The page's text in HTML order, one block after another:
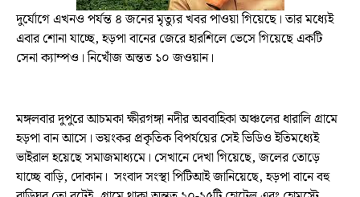
দুর্যোগে এখনও পর্যন্ত ৪ জনের মৃত্যুর খবর পাওয়া গিয়েছে। তার মধ্যেই
এবার শোনা যাচ্ছে, হড়পা বানের জেরে হারশিলে ভেসে গিয়েছে একটি
সেনা ক্যাম্পও। নিখোঁজ অন্তত ১০ জওয়ান।
মঙ্গলবার দুপুরে আচমকা ক্ষীরগঙ্গা নদীর অববাহিকা অঞ্চলের ধারালি গ্রামে
হড়পা বান আসে। ভয়ংকর প্রকৃতিক বিপর্যয়ের সেই ভিডিও ইতিমধ্যেই
ভাইরাল হয়েছে সমাজমাধ্যমে। সেখানে দেখা গিয়েছে, জলের তোড়ে
যাচ্ছে বাড়ি, দোকান। সংবাদ সংস্থা পিটিআই জানিয়েছে, হড়পা বানে বহু